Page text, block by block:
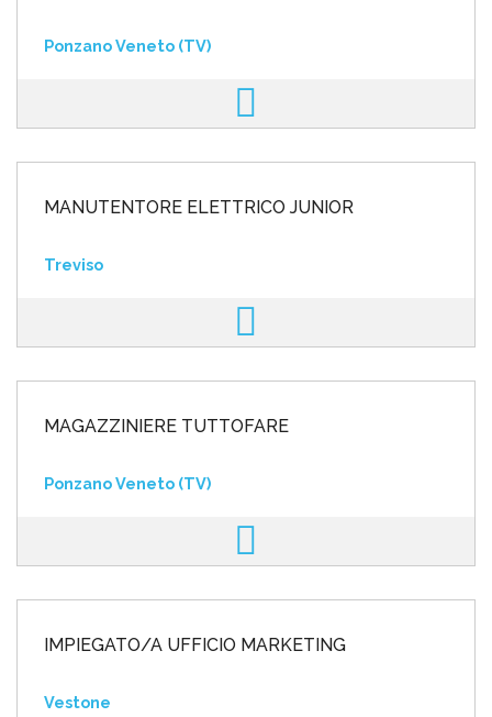
Ponzano Veneto (TV)
MANUTENTORE ELETTRICO JUNIOR
Treviso
MAGAZZINIERE TUTTOFARE
Ponzano Veneto (TV)
IMPIEGATO/A UFFICIO MARKETING
Vestone